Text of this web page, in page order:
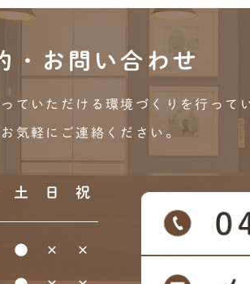
・お問い合わせ
ていただける 環境づくりを行って
気軽にご連絡ください。
土 日 祝
● × ×